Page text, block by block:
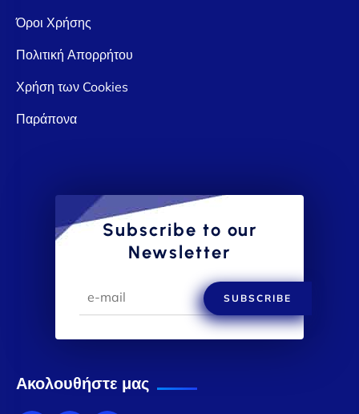
Όροι Χρήσης
Πολιτική Απορρήτου
Χρήση των Cookies
Παράπονα
Subscribe to our
Newsletter
SUBSCRIBE
Ακολουθήστε μας